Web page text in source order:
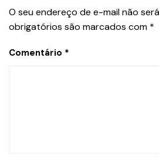
O seu endereço de e-mail não
obrigatórios são marcados com *
Comentário *